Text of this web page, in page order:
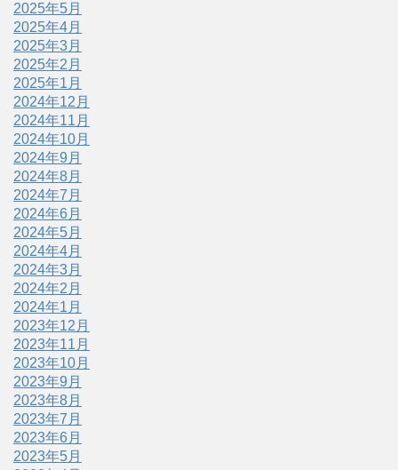
2025年5月
2025年4月
2025年3月
2025年2月
2025年1月
2024年12月
2024年11月
2024年10月
2024年9月
2024年8月
2024年7月
2024年6月
2024年5月
2024年4月
2024年3月
2024年2月
2024年1月
2023年12月
2023年11月
2023年10月
2023年9月
2023年8月
2023年7月
2023年6月
2023年5月